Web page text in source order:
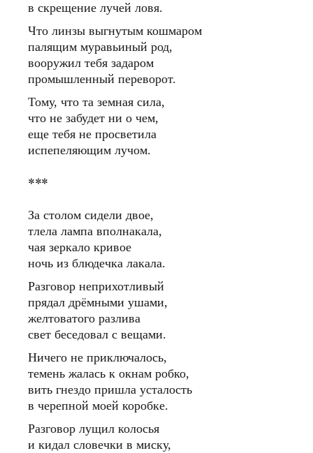
в скрещение лучей ловя.
Что линзы выгнутым кошмаром
палящим муравьиный род,
вооружил тебя задаром
промышленный переворот.
Тому, что та земная сила,
что не забудет ни о чем,
еще тебя не просветила
испепеляющим лучом.
***
За столом сидели двое,
тлела лампа вполнакала,
чая зеркало кривое
ночь из блюдечка лакала.
Разговор неприхотливый
прядал дрёмными ушами,
желтоватого разлива
свет беседовал с вещами.
Ничего не приключалось,
темень жалась к окнам робко,
вить гнездо пришла усталость
в черепной моей коробке.
Разговор лущил колосья
и кидал словечки в миску,